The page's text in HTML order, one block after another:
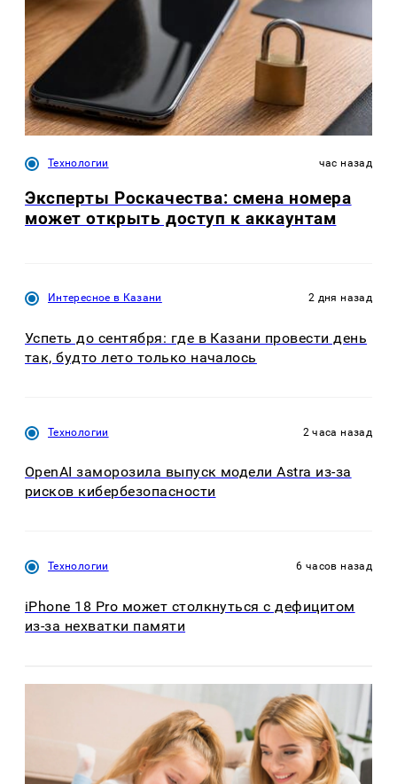
Технологии час назад
Эксперты Роскачества: смена номера
может открыть доступ к аккаунтам
Интересное в Казани 2 дня назад
Успеть до сентября: где в Казани провести день
так, будто лето только началось
Технологии 2 часа назад
OpenAI заморозила выпуск модели Astra из-за
рисков кибербезопасности
Технологии 6 часов назад
iPhone 18 Pro может столкнуться с дефицитом
из-за нехватки памяти